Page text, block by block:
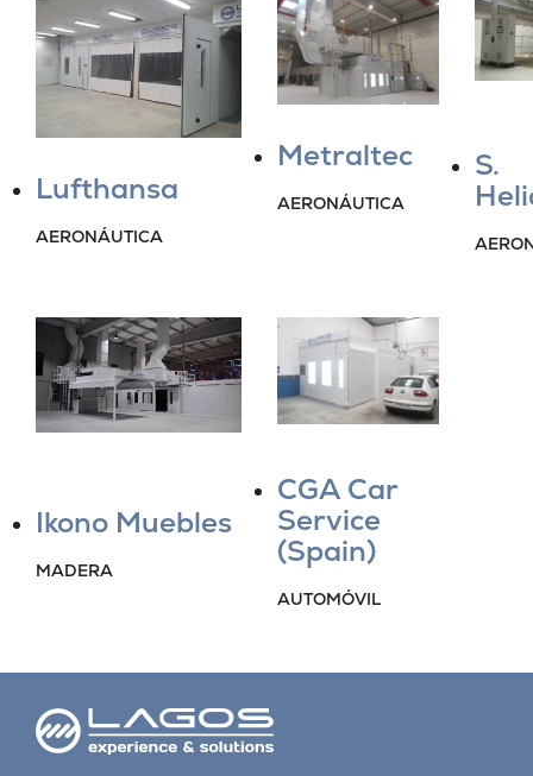
Lufthansa
AERONÁUTICA
Metraltec
AERONÁUTICA
S.
Ikono Muebles
MADERA
CGA Car
Service
(Spain)
AUTOMÓVIL